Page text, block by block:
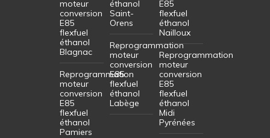
moteur
conversion
E85
flexfuel
éthanol
Blagnac
Reprogrammation
moteur
conversion
E85
flexfuel
éthanol
Pamiers
éthanol
Saint-
Orens
Reprogrammation
moteur
conversion
E85
flexfuel
éthanol
Labège
E85
flexfuel
éthanol
Nailloux
Reprogrammation
moteur
conversion
E85
flexfuel
éthanol
Midi
Pyrénées